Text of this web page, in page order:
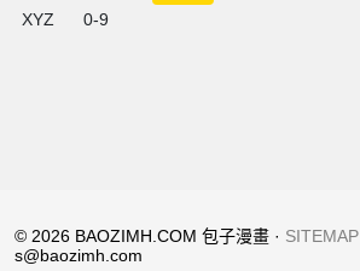
XYZ
0-9
© 2026 BAOZIMH.COM 包子漫畫 · SITEMAP
s@baozimh.com